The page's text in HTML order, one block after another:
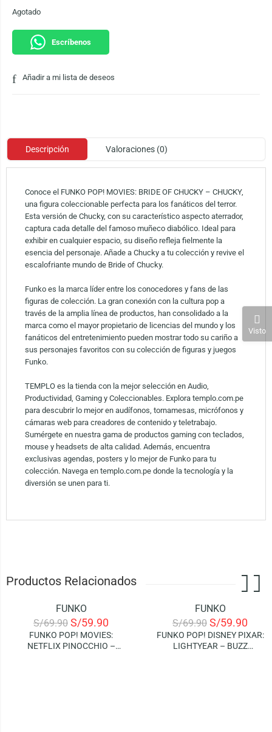
Agotado
Escríbenos
Añadir a mi lista de deseos
Descripción Valoraciones (0)
Conoce el FUNKO POP! MOVIES: BRIDE OF CHUCKY – CHUCKY,
una figura coleccionable perfecta para los fanáticos del terror.
Esta versión de Chucky, con su característico aspecto aterrador,
captura cada detalle del famoso muñeco diabólico. Ideal para
exhibir en cualquier espacio, su diseño refleja fielmente la
esencia del personaje. Añade a Chucky a tu colección y revive el
escalofriante mundo de Bride of Chucky.
Funko es la marca líder entre los conocedores y fans de las
figuras de colección. La gran conexión con la cultura pop a
través de la amplia línea de productos, han consolidado a la
marca como el mayor propietario de licencias del mundo y los
fanáticos del entretenimiento pueden mostrar todo su cariño a
sus personajes favoritos con su colección de figuras y juegos
Funko.
TEMPLO es la tienda con la mejor selección en Audio,
Productividad, Gaming y Coleccionables. Explora templo.com.pe
para descubrir lo mejor en audífonos, tornamesas, micrófonos y
cámaras web para creadores de contenido y teletrabajo.
Sumérgete en nuestra gama de productos gaming con teclados,
mouse y headsets de alta calidad. Además, encuentra
exclusivas agendas, posters y lo mejor de Funko para tu
colección. Navega en templo.com.pe donde la tecnología y la
diversión se unen para ti.
Productos Relacionados
FUNKO
S/69.90 S/59.90
FUNKO POP! MOVIES:
NETFLIX PINOCCHIO –
FUNKO
S/69.90 S/59.90
FUNKO POP! DISNEY PIXAR:
LIGHTYEAR – BUZZ
Visto